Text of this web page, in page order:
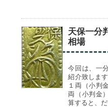
天保一分
相場
今回は、一
紹介致しま
１両（小判
両（小判金
算すると、